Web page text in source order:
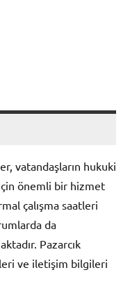
vatandaşların hukuki
önemli bir hizmet
çalışma saatleri
da
Pazarcık
ve iletişim bilgileri